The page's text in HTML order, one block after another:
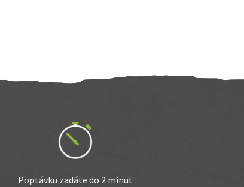
Poptávku zadáte do 2 minut